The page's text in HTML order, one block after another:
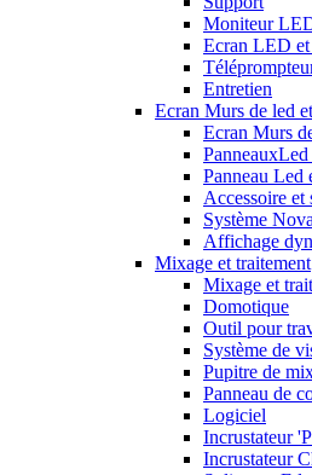
Moniteur
Ecran LED
Entretien
Ecran Murs de led
Ecran Murs
PanneauxLed
Panneau Led
Accessoire et
Système
Affichage
Mixage et traitement
Mixage et
Domotique
Outil pour
Système de
Pupitre de
Panneau de
Logiciel
Incrustateur
Incrustateur